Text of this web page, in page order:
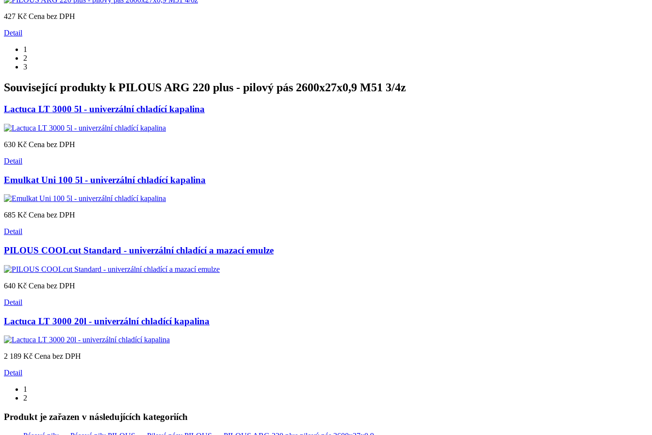
427 Kč Cena bez DPH
Detail
1
2
3
Související produkty kPILOUS ARG 220 plus - pilový pás 2600x27x0,9 M51 3/4z
Lactuca LT 3000 5l - univerzální chladící kapalina
630 Kč Cena bez DPH
Detail
Emulkat Uni 100 5l - univerzální chladící kapalina
685 Kč Cena bez DPH
Detail
PILOUS COOLcut Standard - univerzální chladící a mazací emulze
640 Kč Cena bez DPH
Detail
Lactuca LT 3000 20l - univerzální chladící kapalina
2 189 Kč Cena bez DPH
Detail
1
2
Produkt je zařazen v následujících kategoriích